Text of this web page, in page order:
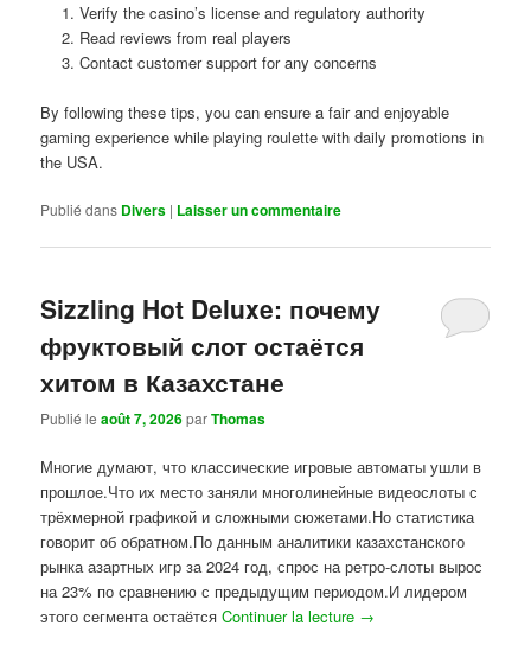
Verify the casino’s license and regulatory authority
Read reviews from real players
Contact customer support for any concerns
By following these tips, you can ensure a fair and enjoyable
gaming experience while playing roulette with daily promotions in
the USA.
Publié dans Divers | Laisser un commentaire
Sizzling Hot Deluxe: почему
фруктовый слот остаётся
хитом в Казахстане
Publié leaoût 7, 2026parThomas
Многие думают, что классические игровые автоматы ушли в
прошлое.Что их место заняли многолинейные видеослоты с
трёхмерной графикой и сложными сюжетами.Но статистика
говорит об обратном.По данным аналитики казахстанского
рынка азартных игр за 2024 год, спрос на ретро-слоты вырос
на 23% по сравнению с предыдущим периодом.И лидером
этого сегмента остаётсяContinuer la lecture →